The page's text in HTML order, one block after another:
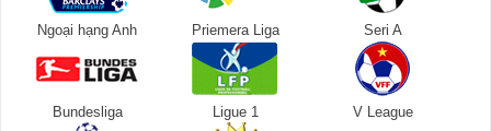
Ngoại hạng Anh Priemera Liga Seri A
Bundesliga Ligue 1 V League